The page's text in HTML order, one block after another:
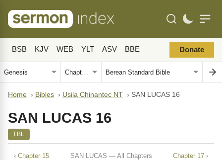
BSB KJV WEB YLT ASV BBE Donate
Home › Bibles › Usila Chinantec NT › SAN LUCAS 16
SAN LUCAS 16
TBL
‹ Chapter 15 SAN LUCAS — All Chapters Chapter 17 ›